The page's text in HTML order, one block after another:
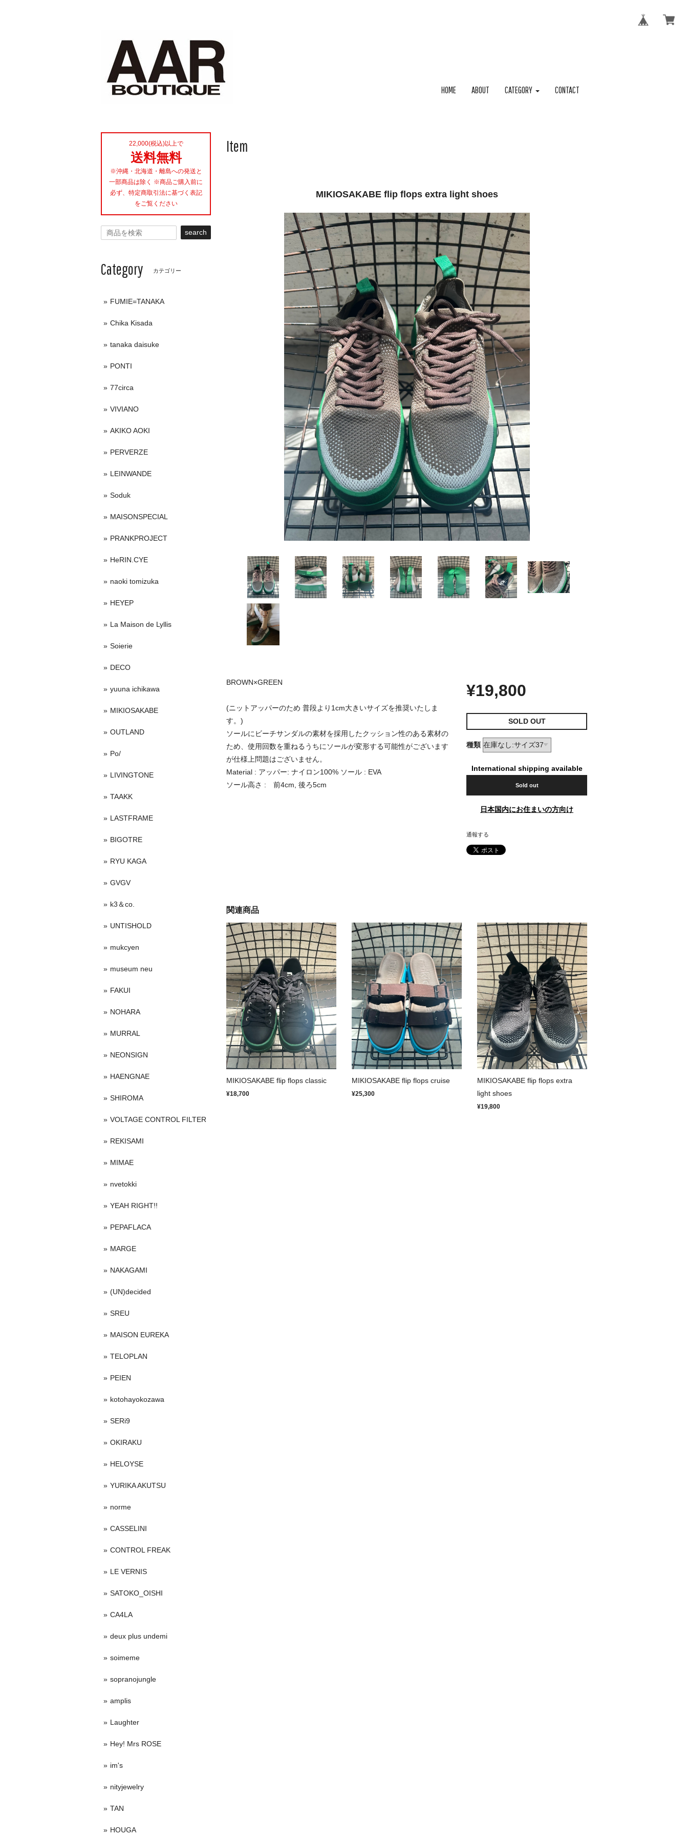
HOME ABOUT CATEGORY CONTACT
Item
MIKIOSAKABE flip flops extra light shoes
BROWN×GREEN
(ニットアッパーのため 普段より1cm大きいサイズを推奨いたしま
す。)
ソールにビーチサンダルの素材を採用したクッション性のある素材の
ため、使用回数を重ねるうちにソールが変形する可能性がございます
が仕様上問題はございません。
Material : アッパー: ナイロン100% ソール : EVA
ソール高さ : 前4cm, 後ろ5cm
¥19,800
SOLD OUT
種類
International shipping available
Sold out
日本国内にお住まいの方向け
通報する
関連商品
MIKIOSAKABE flip flops classic
¥18,700
MIKIOSAKABE flip flops cruise
¥25,300
MIKIOSAKABE flip flops extra
light shoes
¥19,800
22,000(税込)以上で
送料無料
※沖縄・北海道・離島への発送と
一部商品は除く ※商品ご購入前に
必ず、特定商取引法に基づく表記
をご覧ください
search
Category カテゴリー
FUMIE=TANAKA
Chika Kisada
tanaka daisuke
PONTI
77circa
VIVIANO
AKIKO AOKI
PERVERZE
LEINWANDE
Soduk
MAISONSPECIAL
PRANKPROJECT
HeRIN.CYE
naoki tomizuka
HEYEP
La Maison de Lyllis
Soierie
DECO
yuuna ichikawa
MIKIOSAKABE
OUTLAND
Po/
LIVINGTONE
TAAKK
LASTFRAME
BIGOTRE
RYU KAGA
GVGV
k3＆co.
UNTISHOLD
mukcyen
museum neu
FAKUI
NOHARA
MURRAL
NEONSIGN
HAENGNAE
SHIROMA
VOLTAGE CONTROL FILTER
REKISAMI
MIMAE
nvetokki
YEAH RIGHT!!
PEPAFLACA
MARGE
NAKAGAMI
(UN)decided
SREU
MAISON EUREKA
TELOPLAN
PEIEN
kotohayokozawa
SERi9
OKIRAKU
HELOYSE
YURIKA AKUTSU
norme
CASSELINI
CONTROL FREAK
LE VERNIS
SATOKO_OISHI
CA4LA
deux plus undemi
soimeme
sopranojungle
amplis
Laughter
Hey! Mrs ROSE
im's
nityjewelry
TAN
HOUGA